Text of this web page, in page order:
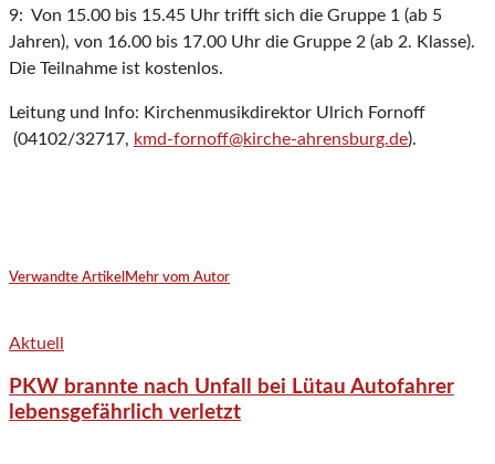
9: Von 15.00 bis 15.45 Uhr trifft sich die Gruppe 1 (ab 5
Jahren), von 16.00 bis 17.00 Uhr die Gruppe 2 (ab 2. Klasse).
Die Teilnahme ist kostenlos.
Leitung und Info: Kirchenmusikdirektor Ulrich Fornoff
(04102/32717, kmd-fornoff@kirche-ahrensburg.de).
Verwandte Artikel Mehr vom Autor
Aktuell
PKW brannte nach Unfall bei Lütau Autofahrer
lebensgefährlich verletzt